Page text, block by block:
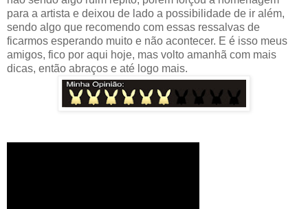
para a artista e deixou de lado a possibilidade de ir além,
sendo algo que recomendo com essas ressalvas de
ficarmos esperando muito e não acontecer. E é isso meus
amigos, fico por aqui hoje, mas volto amanhã com mais
dicas, então abraços e até logo mais.